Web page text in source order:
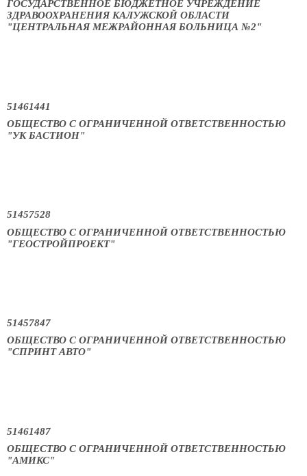
ГОСУДАРСТВЕННОЕ БЮДЖЕТНОЕ УЧРЕЖДЕНИЕ
ЗДРАВООХРАНЕНИЯ КАЛУЖСКОЙ ОБЛАСТИ
"ЦЕНТРАЛЬНАЯ МЕЖРАЙОННАЯ БОЛЬНИЦА №2"
51461441
ОБЩЕСТВО С ОГРАНИЧЕННОЙ ОТВЕТСТВЕННОСТЬЮ
"УК БАСТИОН"
51457528
ОБЩЕСТВО С ОГРАНИЧЕННОЙ ОТВЕТСТВЕННОСТЬЮ
"ГЕОСТРОЙПРОЕКТ"
51457847
ОБЩЕСТВО С ОГРАНИЧЕННОЙ ОТВЕТСТВЕННОСТЬЮ
"СПРИНТ АВТО"
51461487
ОБЩЕСТВО С ОГРАНИЧЕННОЙ ОТВЕТСТВЕННОСТЬЮ
"АМИКС"